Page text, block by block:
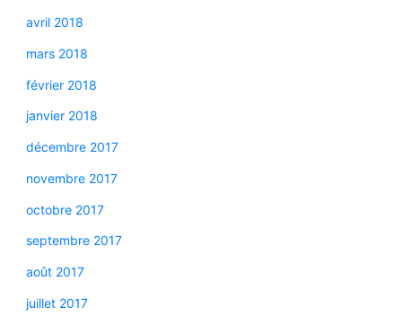
avril 2018
mars 2018
février 2018
janvier 2018
décembre 2017
novembre 2017
octobre 2017
septembre 2017
août 2017
juillet 2017